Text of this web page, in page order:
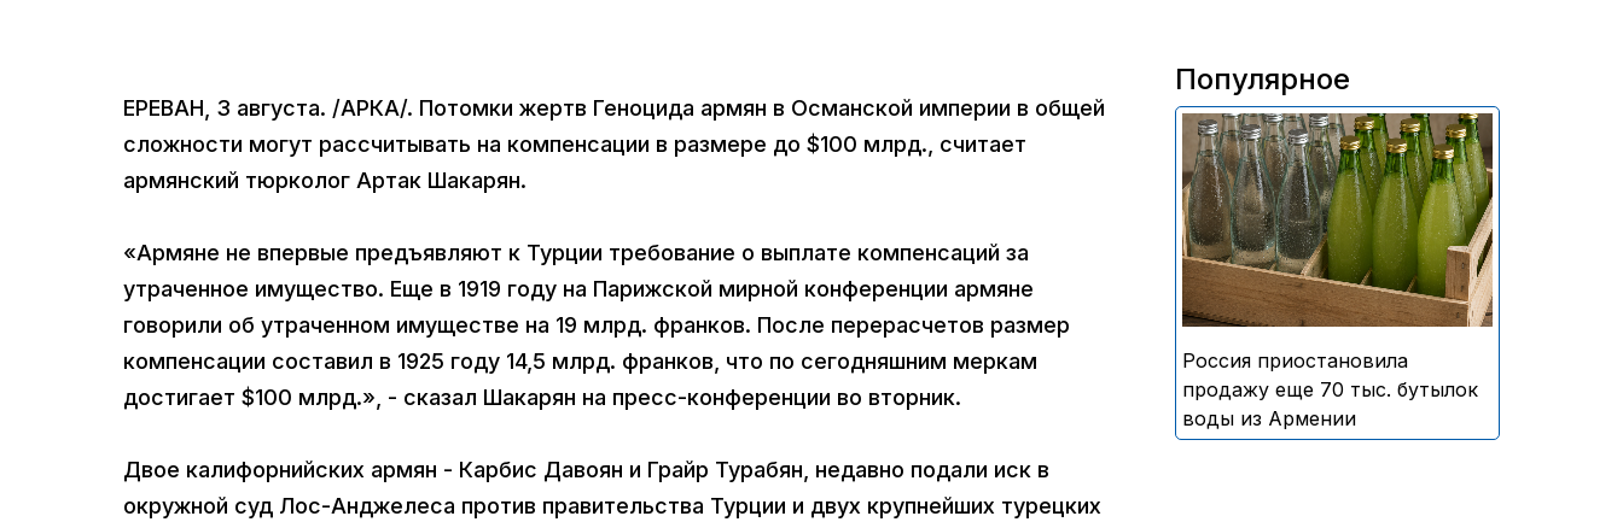
ЕРЕВАН, 3 августа. /АРКА/. Потомки жертв Геноцида армян в Османской империи в общей
сложности могут рассчитывать на компенсации в размере до $100 млрд., считает
армянский тюрколог Артак Шакарян.
«Армяне не впервые предъявляют к Турции требование о выплате компенсаций за
утраченное имущество. Еще в 1919 году на Парижской мирной конференции армяне
говорили об утраченном имуществе на 19 млрд. франков. После перерасчетов размер
компенсации составил в 1925 году 14,5 млрд. франков, что по сегодняшним меркам
достигает $100 млрд.», - сказал Шакарян на пресс-конференции во вторник.
Двое калифорнийских армян - Карбис Давоян и Грайр Турабян, недавно подали иск в
окружной суд Лос-Анджелеса против правительства Турции и двух крупнейших турецких
Популярное
В России приостановили
продажу более 70 тыс.
бутылок питьевой воды и
безалкогольных напитков
армянского производства
Россия приостановила
продажу еще 70 тыс. бутылок
воды из Армении